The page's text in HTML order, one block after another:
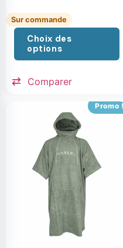
Sur commande
Choix des
options
Comparer
Promo